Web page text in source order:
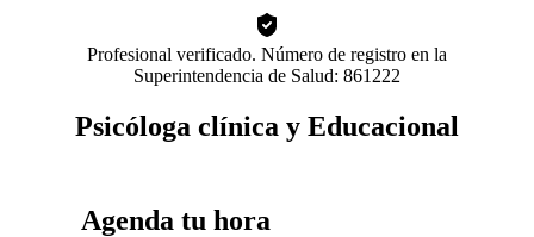
Profesional verificado. Número de registro en la
Superintendencia de Salud: 861222
Psicóloga clínica y Educacional
Agenda tu hora